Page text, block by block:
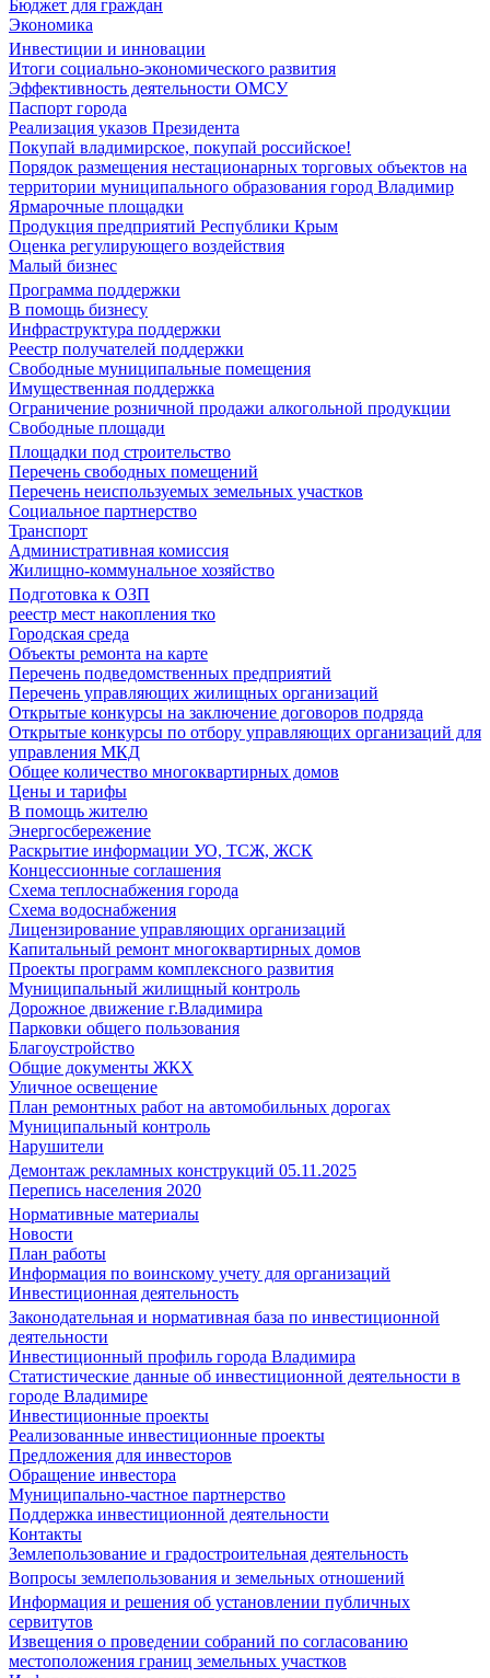
Бюджет для граждан
Экономика
Инвестиции и инновации
Итоги социально-экономического развития
Эффективность деятельности ОМСУ
Паспорт города
Реализация указов Президента
Покупай владимирское, покупай российское!
Порядок размещения нестационарных торговых объектов на
территории муниципального образования город Владимир
Ярмарочные площадки
Продукция предприятий Республики Крым
Оценка регулирующего воздействия
Малый бизнес
Программа поддержки
В помощь бизнесу
Инфраструктура поддержки
Реестр получателей поддержки
Свободные муниципальные помещения
Имущественная поддержка
Ограничение розничной продажи алкогольной продукции
Свободные площади
Площадки под строительство
Перечень свободных помещений
Перечень неиспользуемых земельных участков
Социальное партнерство
Транспорт
Административная комиссия
Жилищно-коммунальное хозяйство
Подготовка к ОЗП
реестр мест накопления тко
Городская среда
Объекты ремонта на карте
Перечень подведомственных предприятий
Перечень управляющих жилищных организаций
Открытые конкурсы на заключение договоров подряда
Открытые конкурсы по отбору управляющих организаций для
управления МКД
Общее количество многоквартирных домов
Цены и тарифы
В помощь жителю
Энергосбережение
Раскрытие информации УО, ТСЖ, ЖСК
Концессионные соглашения
Схема теплоснабжения города
Схема водоснабжения
Лицензирование управляющих организаций
Капитальный ремонт многоквартирных домов
Проекты программ комплексного развития
Муниципальный жилищный контроль
Дорожное движение г.Владимира
Парковки общего пользования
Благоустройство
Общие документы ЖКХ
Уличное освещение
План ремонтных работ на автомобильных дорогах
Муниципальный контроль
Нарушители
Демонтаж рекламных конструкций 05.11.2025
Перепись населения 2020
Нормативные материалы
Новости
План работы
Информация по воинскому учету для организаций
Инвестиционная деятельность
Законодательная и нормативная база по инвестиционной
деятельности
Инвестиционный профиль города Владимира
Статистические данные об инвестиционной деятельности в
городе Владимире
Инвестиционные проекты
Реализованные инвестиционные проекты
Предложения для инвесторов
Обращение инвестора
Муниципально-частное партнерство
Поддержка инвестиционной деятельности
Контакты
Землепользование и градостроительная деятельность
Вопросы землепользования и земельных отношений
Информация и решения об установлении публичных
сервитутов
Извещения о проведении собраний по согласованию
местоположения границ земельных участков